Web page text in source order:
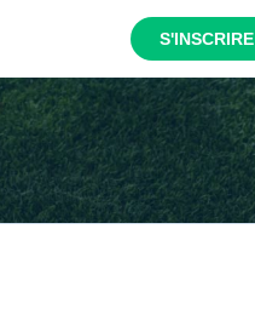
S'INSCRIRE